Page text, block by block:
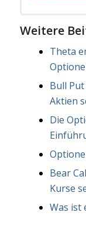
Weitere
Theta
Bull
Aktien
Die
Bear
Kurse
Was ist